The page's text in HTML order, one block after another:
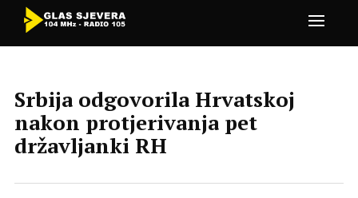
Srbija odgovorila Hrvatskoj
nakon protjerivanja pet
državljanki RH